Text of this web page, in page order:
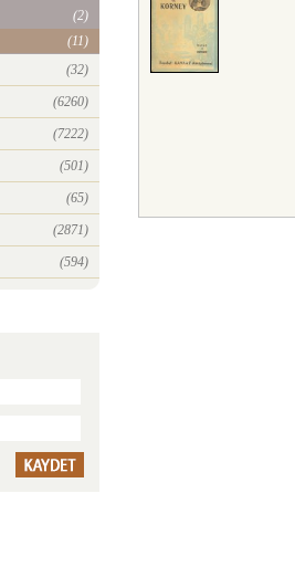
(2)
(11)
(32)
(6260)
(7222)
(501)
(65)
(2871)
(594)